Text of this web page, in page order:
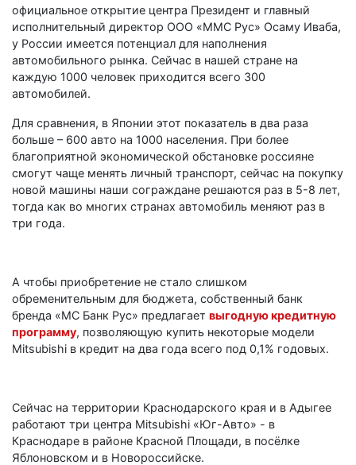
официальное открытие центра Президент и главный
исполнительный директор ООО «ММС Рус» Осаму Иваба,
у России имеется потенциал для наполнения
автомобильного рынка. Сейчас в нашей стране на
каждую 1000 человек приходится всего 300
автомобилей.
Для сравнения, в Японии этот показатель в два раза
больше – 600 авто на 1000 населения. При более
благоприятной экономической обстановке россияне
смогут чаще менять личный транспорт, сейчас на покупку
новой машины наши сограждане решаются раз в 5-8 лет,
тогда как во многих странах автомобиль меняют раз в
три года.
А чтобы приобретение не стало слишком
обременительным для бюджета, собственный банк
бренда «МС Банк Рус» предлагает выгодную кредитную
программу, позволяющую купить некоторые модели
Mitsubishi в кредит на два года всего под 0,1% годовых.
Сейчас на территории Краснодарского края и в Адыгее
работают три центра Mitsubishi «Юг-Авто» - в
Краснодаре в районе Красной Площади, в посёлке
Яблоновском и в Новороссийске.